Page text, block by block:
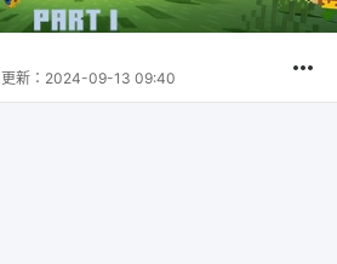
更新： 2024-09-13 09:40